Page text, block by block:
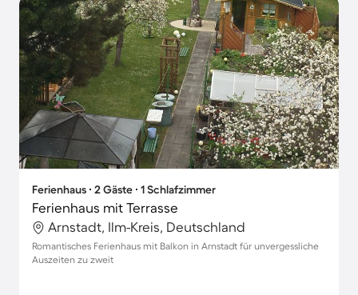
Ferienhaus ∙ 2 Gäste ∙ 1 Schlafzimmer
Ferienhaus mit Terrasse
Arnstadt, Ilm-Kreis, Deutschland
Romantisches Ferienhaus mit Balkon in Arnstadt für unvergessliche
Auszeiten zu zweit